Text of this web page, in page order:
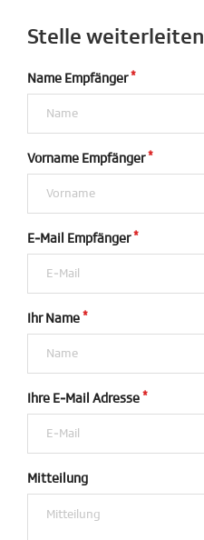
Stelle weiterleiten
Name Empfänger
Vorname Empfänger
E-Mail Empfänger
Ihr Name
Ihre E-Mail Adresse
Mitteilung